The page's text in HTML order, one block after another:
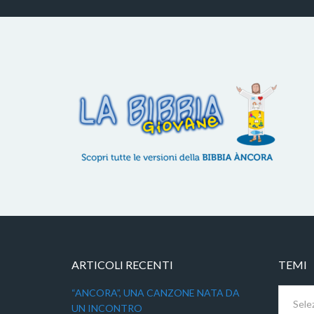
ARTICOLI RECENTI
“ANCORA”, UNA CANZONE NATA DA
UN INCONTRO
TEMI